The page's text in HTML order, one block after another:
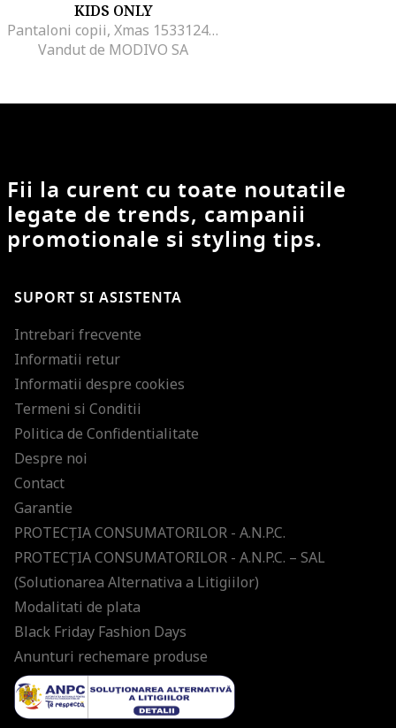
KIDS ONLY
Pantaloni copii, Xmas 15331243, Multicolor, Poliester
Vandut de MODIVO SA
Fii la curent cu toate noutatile
legate de trends, campanii
promotionale si styling tips.
SUPORT SI ASISTENTA
Intrebari frecvente
Informatii retur
Informatii despre cookies
Termeni si Conditii
Politica de Confidentialitate
Despre noi
Contact
Garantie
PROTECŢIA CONSUMATORILOR - A.N.P.C.
PROTECŢIA CONSUMATORILOR - A.N.P.C. – SAL
(Solutionarea Alternativa a Litigiilor)
Modalitati de plata
Black Friday Fashion Days
Anunturi rechemare produse